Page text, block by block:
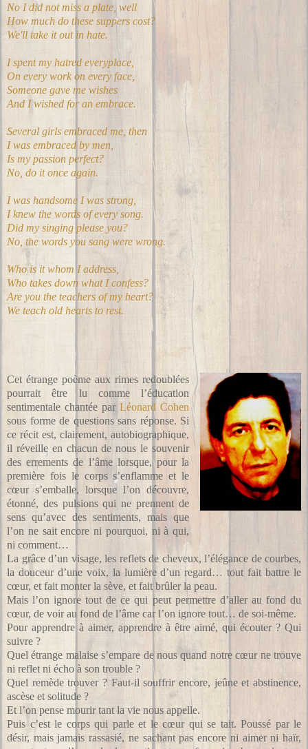
No I did not miss a plate, well
How much do these suppers cost?
We'll take it out in hate.
I spent my hatred everyplace,
On every work on every face,
Someone gave me wishes
And I wished for an embrace.
Several girls embraced me, then
I was embraced by men,
Is my passion perfect?
No, do it once again.
I was handsome I was strong,
I knew the words of every song.
Did my singing please you?
No, the words you sang were wrong.
Who is it whom I address,
Who takes down what I confess?
Are you the teachers of my heart?
We teach old hearts to rest.
Cet étrange poème aux rimes redoublées
pourrait être lu comme l’éducation
sentimentale chantée par Léonard Cohen
sous forme de questions sans réponse. Si
ce récit est, clairement, autobiographique,
il réveille en chacun de nous le souvenir
des errements de l’âme lorsque, pour la
première fois le corps s’enflamme et le
cœur s’emballe, lorsque l’on découvre,
étonné, des pulsions qui ne prennent de
sens qu’avec des sentiments, mais que
l’on ne sait encore ni pourquoi, ni à qui,
ni comment…
La grâce d’un visage, les reflets de cheveux, l’élégance de courbes,
la douceur d’une voix, la lumière d’un regard… tout fait battre le
cœur, et fait monter la sève, et fait brûler la peau.
Mais l’on ignore tout de ce qui peut permettre d’aller au fond du
cœur, de voir au fond de l’âme car l’on ignore tout… de soi-même.
Pour apprendre à aimer, apprendre à être aimé, qui écouter ? Qui
suivre ?
Quel étrange malaise s’empare de nous quand notre cœur ne trouve
ni reflet ni écho à son trouble ?
Quel remède trouver ? Faut-il souffrir encore, jeûne et abstinence,
ascèse et solitude ?
Et l’on pense mourir tant la vie nous appelle.
Puis c’est le corps qui parle et le cœur qui se tait. Poussé par le
désir, mais jamais rassasié, ne sachant pas encore ni aimer ni haïr,